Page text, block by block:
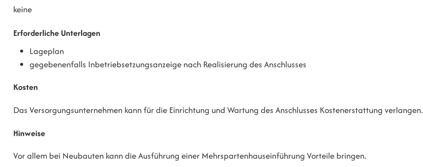
keine
Erforderliche Unterlagen
Lageplan
gegebenenfalls Inbetriebsetzungsanzeige nach Realisierung des Anschlusses
Kosten
Das Versorgungsunternehmen kann für die Einrichtung und Wartung des Anschlusses Kostenerstattung verlangen.
Hinweise
Vor allem bei Neubauten kann die Ausführung einer Mehrspartenhauseinführung Vorteile bringen.